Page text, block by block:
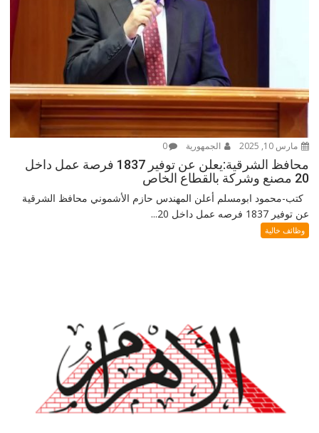
مارس 10, 2025 الجمهورية 0
محافظ الشرقية:يعلن عن توفير 1837 فرصة عمل داخل
20 مصنع وشركة بالقطاع الخاص
كتب-محمود ابومسلم أعلن المهندس حازم الأشموني محافظ الشرقية
عن توفير 1837 فرصه عمل داخل 20...
وظائف خالية